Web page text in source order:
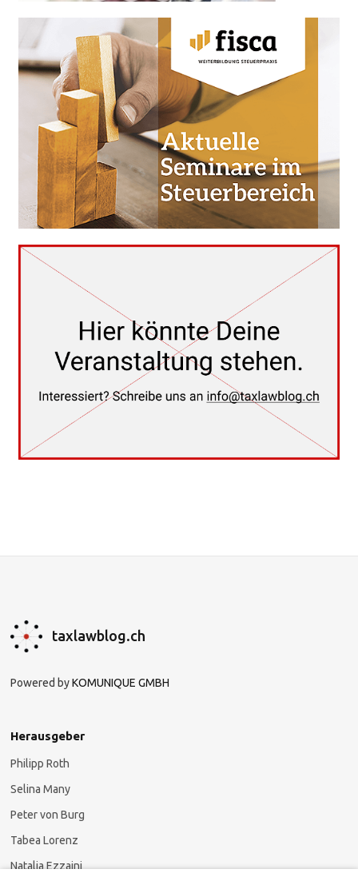
taxlawblog.ch
Powered byKOMUNIQUE GMBH
Herausgeber
Philipp Roth
Selina Many
Peter von Burg
Tabea Lorenz
Natalja Ezzaini